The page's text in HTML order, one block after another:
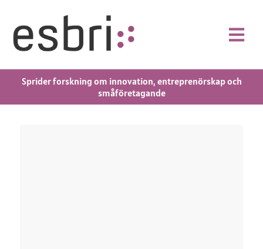
Sprider forskning om innovation, entreprenörskap och
småföretagande